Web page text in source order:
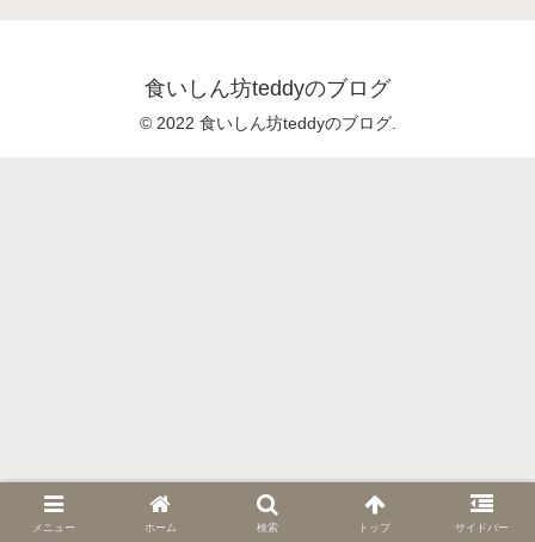
食いしん坊teddyのブログ
© 2022 食いしん坊teddyのブログ.
メニュー ホーム 検索 トップ サイドバー